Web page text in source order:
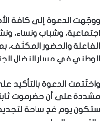
ووجّهت الدعوة إلى كافة
اجتماعية، وشباب ونساء،
الفاعلة والحضور المكثف،
الوطني في مسار النضال
واختُتمت الدعوة بالتأكيد
مشددة على أن حضرموت
ستكون يوم غدٍ ساحة لتجديد